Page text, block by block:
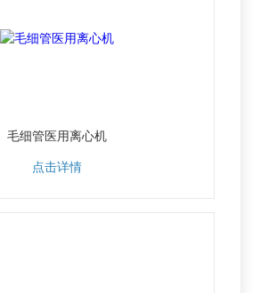
毛细管医用离心机
点击详情